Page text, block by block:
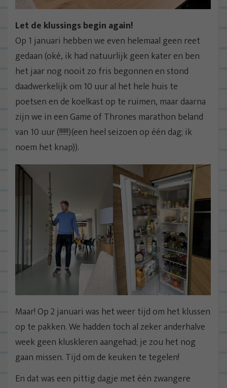
Let de klussings begin again!
Op 1 januari hebben we even helemaal geen reet
gedaan (oké, ik had natuurlijk geen kater en ben
het jaar nog nooit zo fris begonnen en stond
daadwerkelijk om 10 uur al het hele huis te
poetsen en de koelkast op te ruimen, maar daarna
zijn we in een Game of Thrones marathon beland
van 10 uur (!!!!!!)(een heel seizoen op één dag; ik
noem het knap)).
Maar! Op 2 januari was het weer tijd om het klussen
op te pakken. We hadden toch al zeker anderhalve
week geen kluskleren aangehad; je zou het nog
gaan missen. Tijd om de keuken te tegelen!
En dat was een pittig dagje met één zwangere